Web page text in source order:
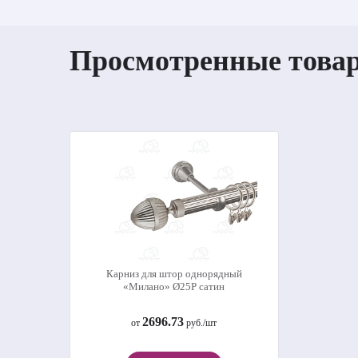
Просмотренные
Карниз для штор однорядный
«Милано» Ø25Р сатин
от2696.73 руб./шт